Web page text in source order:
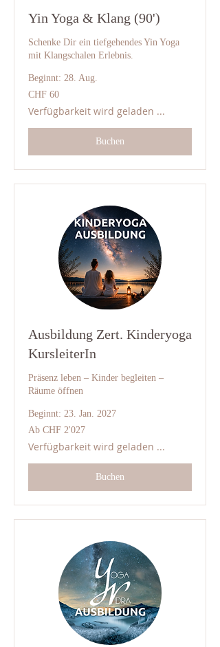
Yin Yoga & Klang (90')
Schenke Dir ein tiefgehendes Yin Yoga
mit Klangschalen Erlebnis.
Beginnt: 28. Aug.
60
Schweizer
Franken
CHF 60
Verfügbarkeit wird geladen ...
Buchen
Ausbildung Zert. Kinderyoga
KursleiterIn
Präsenz leben – Kinder begleiten –
Räume öffnen
Beginnt: 23. Jan. 2027
Ab
2'027
Franken
Ab CHF 2'027
Verfügbarkeit wird geladen ...
Buchen